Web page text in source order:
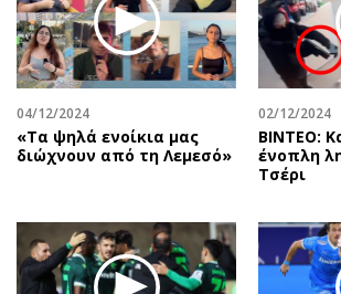
04/12/2024
«Τα ψηλά ενοίκια μας
διώχνουν από τη Λεμεσό»
02/12/2024
ΒΙΝΤΕΟ:
ένοπλη
Τσέρι